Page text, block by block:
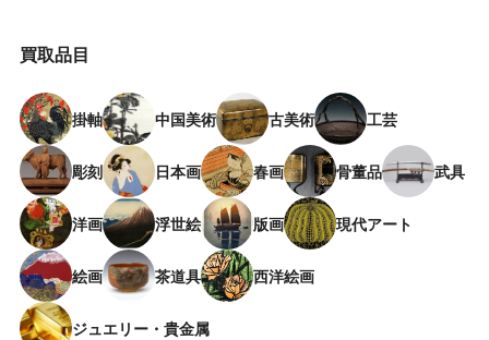
買取品目
掛軸 中国美術 古美術 工芸
彫刻 日本画 春画 骨董品 武具
洋画 浮世絵 版画 現代アート
絵画 茶道具 西洋絵画
ジュエリー・貴金属